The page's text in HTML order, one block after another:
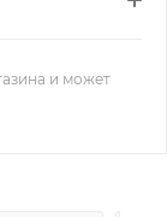
и может